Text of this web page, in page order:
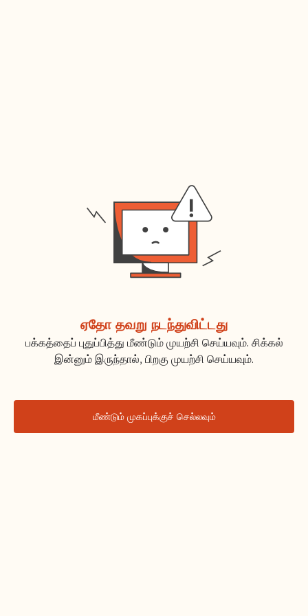
ஏதோ தவறு நடந்துவிட்டது
பக்கத்தைப் புதுப்பித்து மீண்டும் முயற்சி செய்யவும். சிக்கல்
இன்னும் இருந்தால், பிறகு முயற்சி செய்யவும்.
மீண்டும் முகப்புக்குச் செல்லவும்